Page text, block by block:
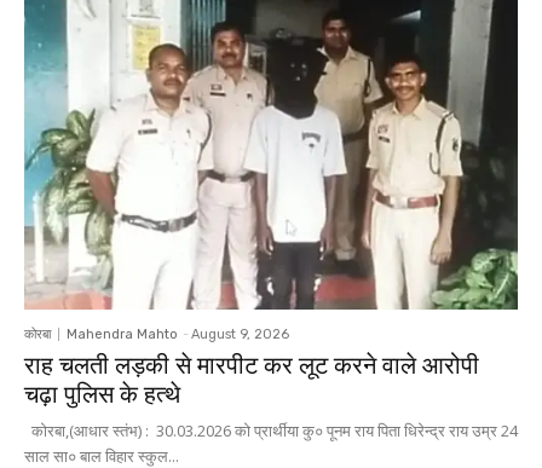
कोरबा Mahendra Mahto - August 9, 2026
राह चलती लड़की से मारपीट कर लूट करने वाले आरोपी
चढ़ा पुलिस के हत्थे
कोरबा,(आधार स्तंभ) : 30.03.2026 को प्रार्थीया कु० पूनम राय पिता धिरेन्द्र राय उम्र 24
साल सा० बाल विहार स्कुल...